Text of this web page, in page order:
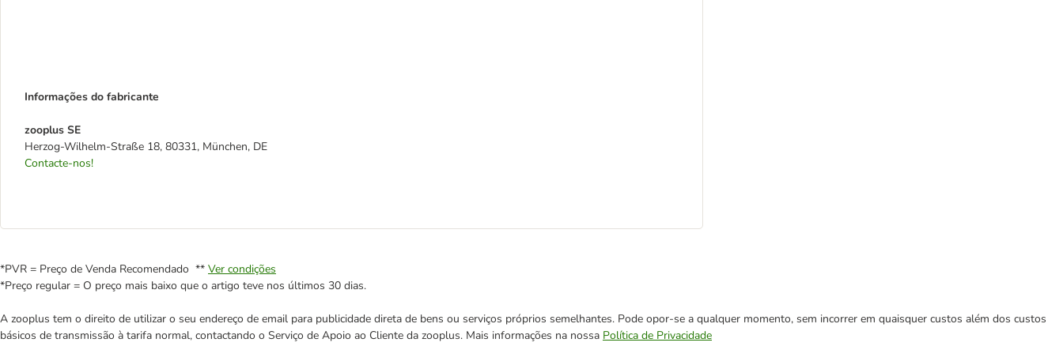
Informações do fabricante
zooplus SE
Herzog-Wilhelm-Straße 18, 80331, München, DE
Contacte-nos!
*PVR = Preço de Venda Recomendado ** Ver condições
*Preço regular = O preço mais baixo que o artigo teve nos últimos 30 dias.
A zooplus tem o direito de utilizar o seu endereço de email para publicidade direta de bens ou serviços próprios semelhantes. Pode opor-se a qualquer momento, sem incorrer em quaisquer custos além dos custos
básicos de transmissão à tarifa normal, contactando o Serviço de Apoio ao Cliente da zooplus. Mais informações na nossa Política de Privacidade